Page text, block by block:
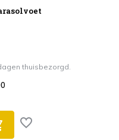
thuisbezorgd.